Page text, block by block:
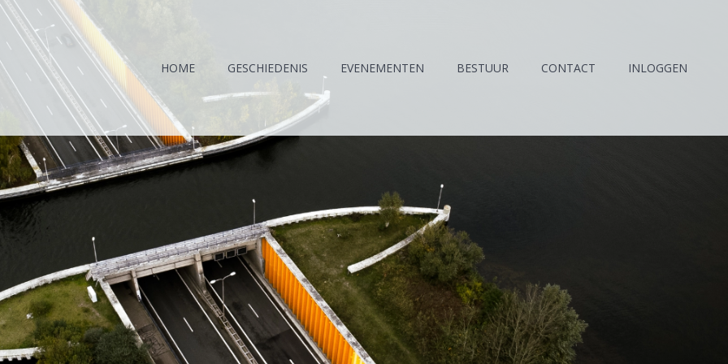
HOME GESCHIEDENIS EVENEMENTEN BESTUUR CONTACT INLOGGEN